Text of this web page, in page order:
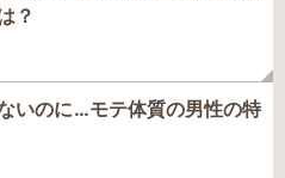
？
いのに…モテ体質の男性の特